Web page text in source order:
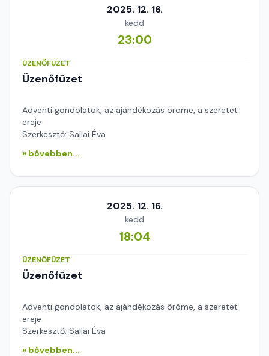
2025. 12. 16.
kedd
23:00
ÜZENŐFÜZET
Üzenőfüzet
Adventi gondolatok, az ajándékozás öröme, a szeretet
ereje
Szerkesztő: Sallai Éva
» bővebben...
2025. 12. 16.
kedd
18:04
ÜZENŐFÜZET
Üzenőfüzet
Adventi gondolatok, az ajándékozás öröme, a szeretet
ereje
Szerkesztő: Sallai Éva
» bővebben...